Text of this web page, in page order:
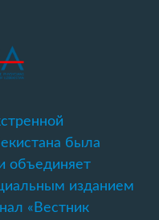
была
объединяет
изданием
«Вестник